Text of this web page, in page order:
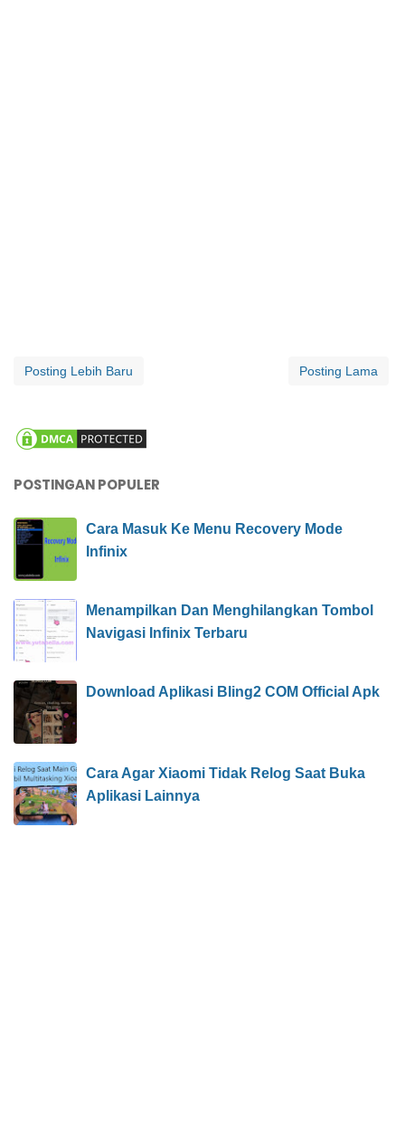
Posting Lebih Baru Posting Lama
POSTINGAN POPULER
Cara Masuk Ke Menu Recovery Mode
Infinix
Menampilkan Dan Menghilangkan Tombol
Navigasi Infinix Terbaru
Download Aplikasi Bling2 COM Official Apk
Cara Agar Xiaomi Tidak Relog Saat Buka
Aplikasi Lainnya